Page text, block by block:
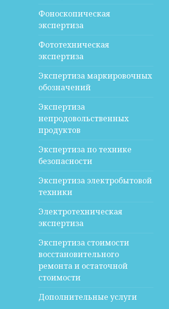
Фоноскопическая
экспертиза
Фототехническая
экспертиза
Экспертиза маркировочных
обозначений
Экспертиза
непродовольственных
продуктов
Экспертиза по технике
безопасности
Экспертиза электробытовой
техники
Электротехническая
экспертиза
Экспертиза стоимости
восстановительного
ремонта и остаточной
стоимости
Дополнительные услуги